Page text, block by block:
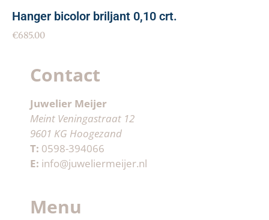
Hanger bicolor briljant 0,10 crt.
€685.00
Contact
Juwelier Meijer
Meint Veningastraat 12
9601 KG Hoogezand
T: 0598-394066
E: info@juweliermeijer.nl
Menu